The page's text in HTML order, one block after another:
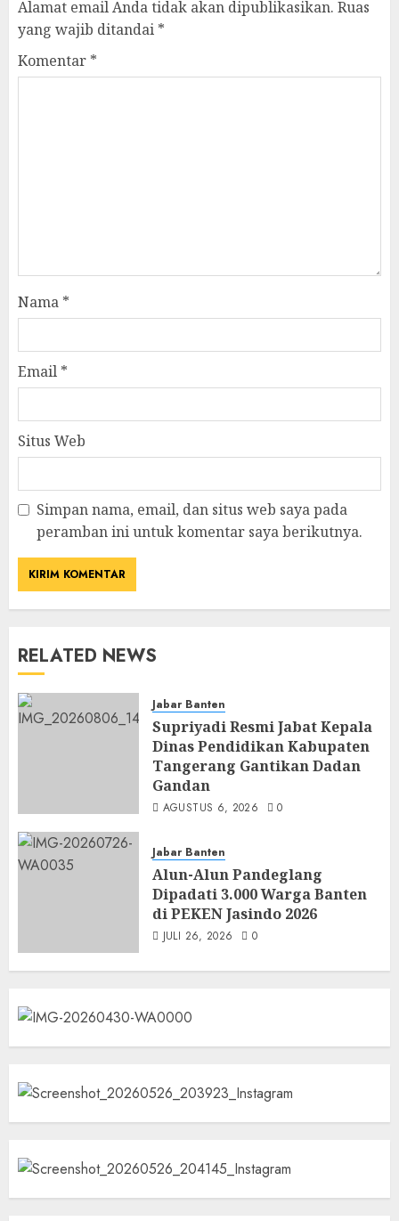
Alamat email Anda tidak akan dipublikasikan. Ruas
yang wajib ditandai *
Komentar *
Nama *
Email *
Situs Web
Simpan nama, email, dan situs web saya pada
peramban ini untuk komentar saya berikutnya.
RELATED NEWS
Jabar Banten
Supriyadi Resmi Jabat Kepala
Dinas Pendidikan Kabupaten
Tangerang Gantikan Dadan
Gandan
AGUSTUS 6, 2026 0
Jabar Banten
Alun-Alun Pandeglang
Dipadati 3.000 Warga Banten
di PEKEN Jasindo 2026
JULI 26, 2026 0